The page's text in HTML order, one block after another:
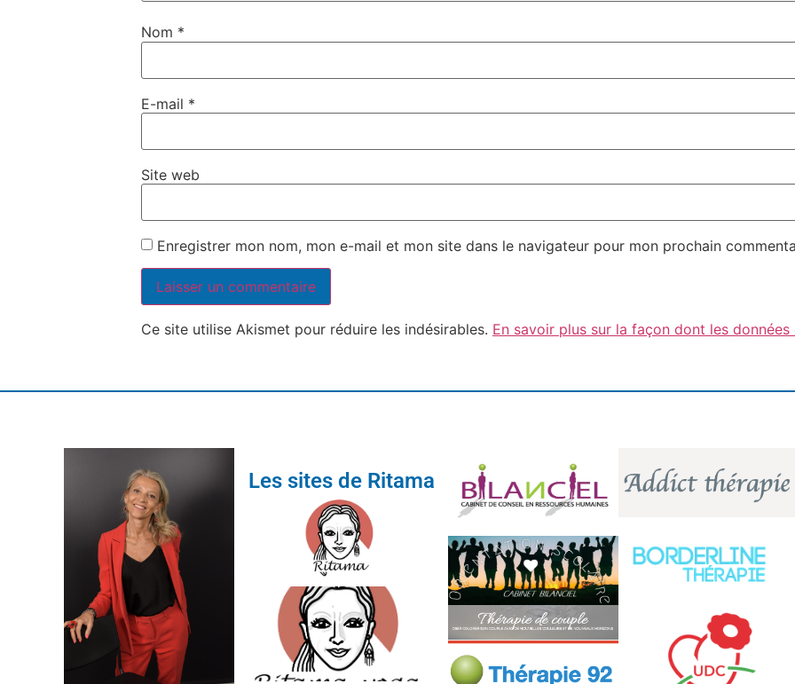
Nom *
E-mail *
Site web
Enregistrer mon nom, mon e-mail et mon site dans le navigateur pour mon prochain
Ce site utilise Akismet pour réduire les indésirables. En savoir plus sur la façon dont les
Les sites de Ritama